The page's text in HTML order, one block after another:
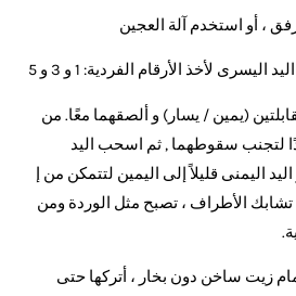
(يمين / يسار) و ألصقهما معًا. من
لتجنب سقوطهما , ثم اسحب اليد
اليمنى قليلاً إلى اليمين لتتمكن من إ
تشابك الأطراف ، تصبح مثل الوردة ومن
زيت ساخن دون بخار ، أتركها حتى